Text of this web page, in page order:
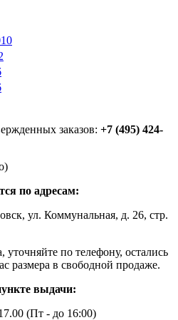
заказов: +7 (495) 424-
по адресам:
ул. Коммунальная, д. 26, стр.
по телефону, остались
размера в свободной продаже.
выдачи:
(Пт - до 16:00)